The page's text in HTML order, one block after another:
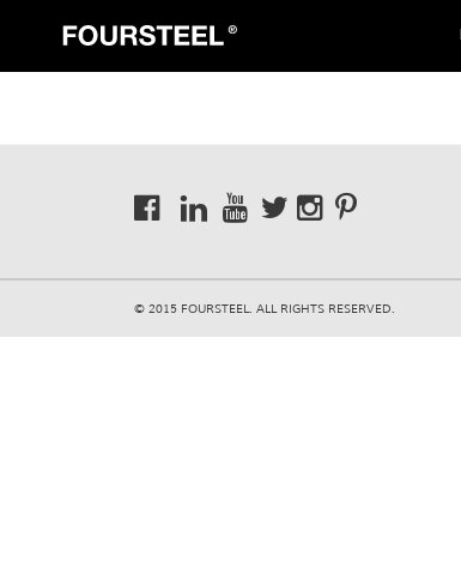
© 2015 FOURSTEEL. ALL RIGHTS RESERVED.